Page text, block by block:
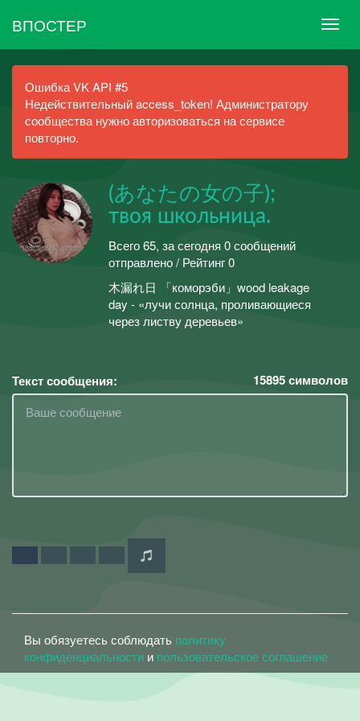
ВПОСТЕР
Ошибка VK API #5
Недействительный access_token! Администратору
сообщества нужно авторизоваться на сервисе
повторно.
(あなたの女の子);
твоя школьница.
Всего 65, за сегодня 0 сообщений
отправлено / Рейтинг 0
木漏れ日 「коморэби」wood leakage
day - «лучи солнца, проливающиеся
через листву деревьев»
Текст сообщения: 15895символов
Вы обязуетесь соблюдать политику
конфиденциальности и пользовательское соглашение